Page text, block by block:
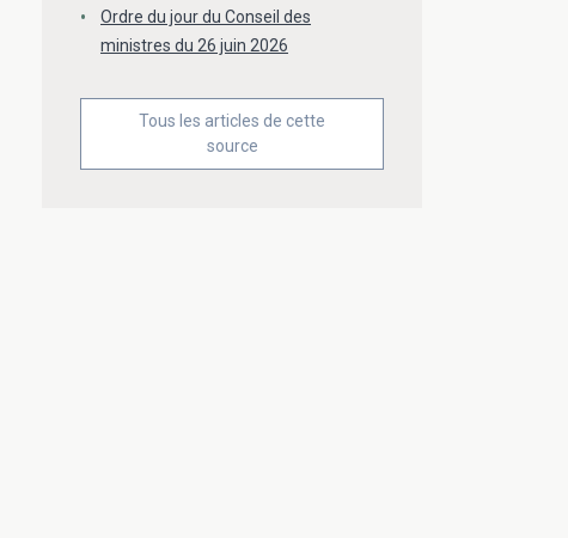
Ordre du jour du Conseil des
ministres du 26 juin 2026
Tous les articles de cette
source